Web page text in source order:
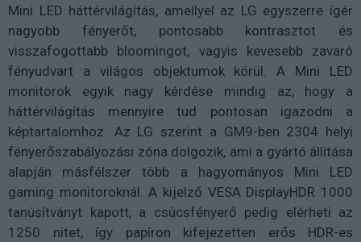
Mini LED háttérvilágítás, amellyel az LG egyszerre ígér
nagyobb fényerőt, pontosabb kontrasztot és
visszafogottabb bloomingot, vagyis kevesebb zavaró
fényudvart a világos objektumok körül. A Mini LED
monitorok egyik nagy kérdése mindig az, hogy a
háttérvilágítás mennyire tud pontosan igazodni a
képtartalomhoz. Az LG szerint a GM9-ben 2304 helyi
fényerőszabályozási zóna dolgozik, ami a gyártó állítása
alapján másfélszer több a hagyományos Mini LED
gaming monitoroknál. A kijelző VESA DisplayHDR 1000
tanúsítványt kapott, a csúcsfényerő pedig elérheti az
1250 nitet, így papíron kifejezetten erős HDR-es